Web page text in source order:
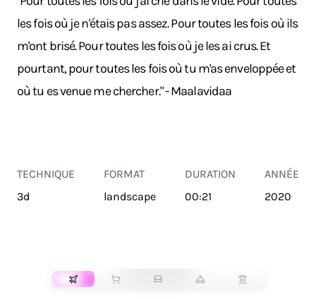
les fois où je n'étais pas assez. Pour toutes les fois où ils
m'ont brisé. Pour toutes les fois où je les ai crus. Et
pourtant, pour toutes les fois où tu m'as enveloppée et
où tu es venue me chercher." - Maalavidaa
TECHNIQUE
3d
FORMAT
landscape
DURATION
00:21
ANNÉE
2020